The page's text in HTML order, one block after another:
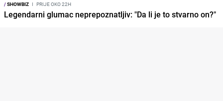
/SHOWBIZ I PRIJE OKO 22H
Legendarni glumac neprepoznatljiv: "Da li je to stvarno on?"